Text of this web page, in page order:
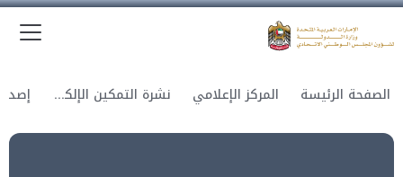
الصفحة الرئيسة المركز الإعلامي نشرة التمكين الإلكترونية